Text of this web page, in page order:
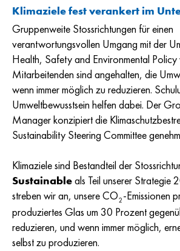
Klimaziele fest verankert im
Gruppenweite Stossrichtungen für einen
verantwortungsvollen Umgang mit der
Health, Safety and Environmental Policy
Mitarbeitenden sind angehalten, die
wenn immer möglich zu reduzieren.
Umweltbewusstsein helfen dabei. Der
Manager konzipiert die
Sustainability Steering Committee
Klimaziele sind Bestandteil der
Sustainableals Teil unserer Strategie
streben wir an, unsere CO2 -Emissionen
produziertes Glas um 30 Prozent
reduzieren, und wenn immer möglich,
selbst zu produzieren.